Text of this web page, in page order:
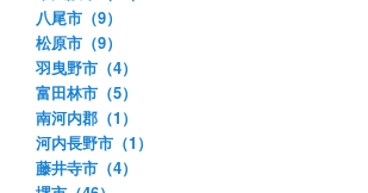
八尾市（9）
松原市（9）
羽曳野市（4）
富田林市（5）
南河内郡（1）
河内長野市（1）
藤井寺市（4）